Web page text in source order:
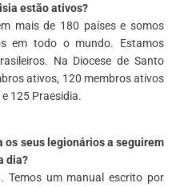
estão ativos?
mais de 180 países e somos
em todo o mundo. Estamos
Na Diocese de Santo
ativos, 120 membros ativos
125 Praesidia.
os seus legionários a seguirem
dia?
Temos um manual escrito por